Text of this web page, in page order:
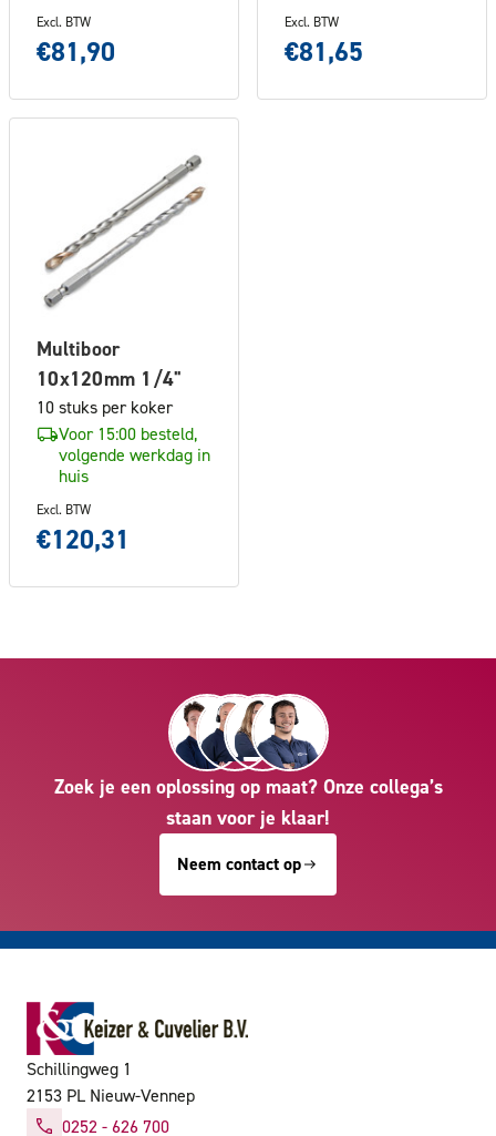
Excl. BTW
€81,90
Excl. BTW
€81,65
Multiboor
10x120mm 1/4"
10 stuks per koker
Voor 15:00 besteld,
volgende werkdag in
huis
Excl. BTW
€120,31
Zoek je een oplossing op maat? Onze collega’s
staan voor je klaar!
Neem contact op
Schillingweg 1
2153 PL Nieuw-Vennep
0252 - 626 700